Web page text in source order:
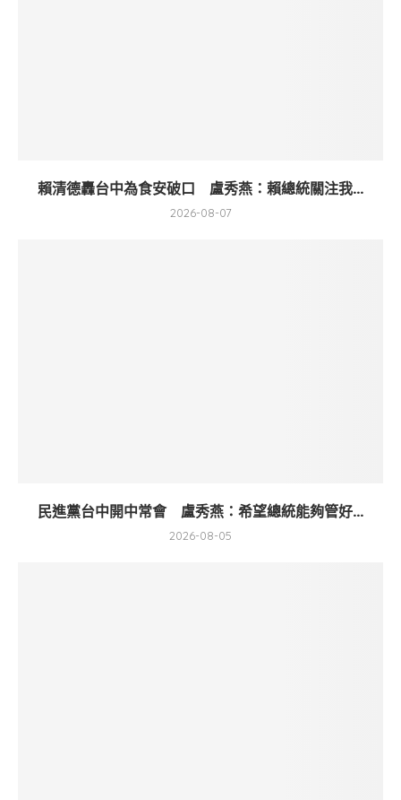
賴清德轟台中為食安破口 盧秀燕：賴總統關注我...
2026-08-07
民進黨台中開中常會 盧秀燕：希望總統能夠管好...
2026-08-05